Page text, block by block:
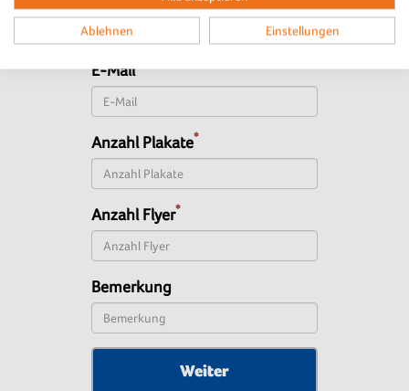
E-Mail
Anzahl Plakate*
Anzahl Flyer*
Bemerkung
Weiter
Ablehnen Einstellungen